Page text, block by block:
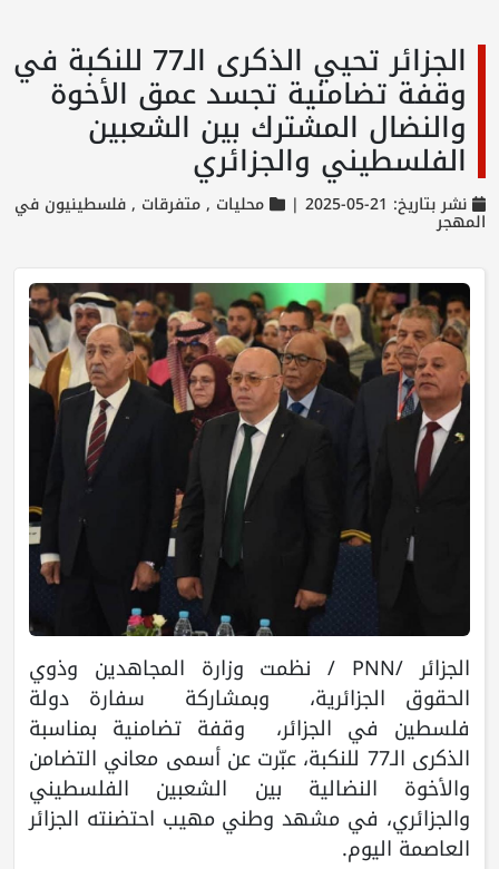
الجزائر تحيي الذكرى الـ77 للنكبة في
وقفة تضامنية تجسد عمق الأخوة
والنضال المشترك بين الشعبين
الفلسطيني والجزائري
نشر بتاريخ: 21-05-2025 | محليات ,متفرقات ,فلسطينيون في
المهجر
الجزائر /PNN / نظمت وزارة المجاهدين وذوي
الحقوق الجزائرية، وبمشاركة سفارة دولة
فلسطين في الجزائر، وقفة تضامنية بمناسبة
الذكرى الـ77 للنكبة، عبّرت عن أسمى معاني التضامن
والأخوة النضالية بين الشعبين الفلسطيني
والجزائري، في مشهد وطني مهيب احتضنته الجزائر
العاصمة اليوم.